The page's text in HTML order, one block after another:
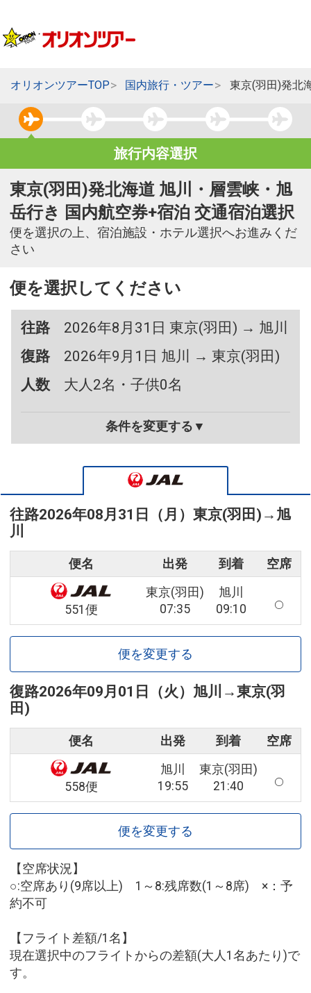
オリオンツアーTOP 国内旅行・ツアー 東京(羽田)発北
旅行内容選択
東京(羽田)発北海道 旭川・層雲峡・旭
岳行き 国内航空券+宿泊 交通宿泊選択
便を選択の上、宿泊施設・ホテル選択へお進みくだ
さい
便を選択してください
往路
2026年8月31日 東京(羽田) → 旭川
復路
2026年9月1日 旭川 → 東京(羽田)
人数
大人2名・子供0名
条件を変更する▼
往路2026年08月31日（月） 東京(羽田) → 旭
川
便名 出発 到着 空席
551便
東京(羽田)
07:35
旭川
09:10
便を変更する
復路2026年09月01日（火） 旭川 →東京(羽
田)
便名 出発 到着 空席
558便
旭川
19:55
東京(羽田)
21:40
便を変更する
【空席状況】
○:空席あり(9席以上) 1～8:残席数(1～8席) ×：予
約不可
【フライト差額/1名】
現在選択中のフライトからの差額(大人1名あたり)で
す。